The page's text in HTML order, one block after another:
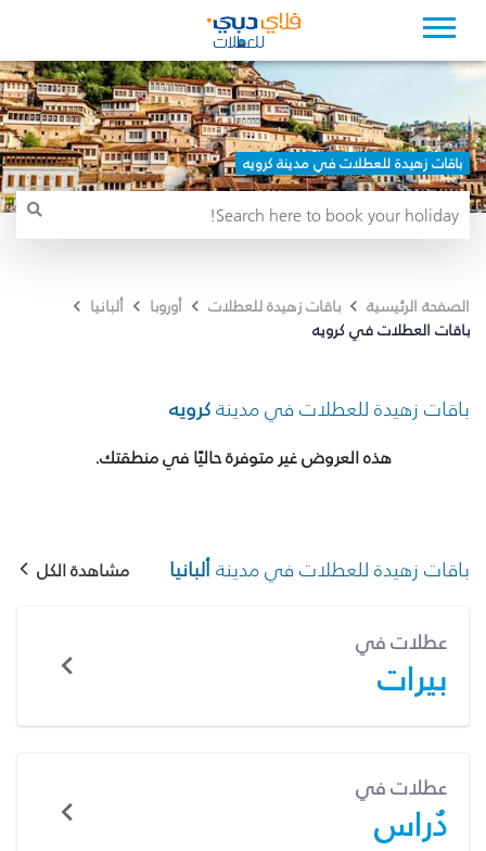
باقات زهيدة للعطلات في مدينة كرويه
الصفحة الرئيسية باقات زهيدة للعطلات أوروبا
ألبانيا
باقات العطلات في كرويه
باقات زهيدة للعطلات في مدينةكرويه
هذه العروض غير متوفرة حاليًا في منطقتك.
باقات زهيدة للعطلات في مدينةألبانيا مشاهدة الكل
عطلات في
بيرات
عطلات في
دُراس